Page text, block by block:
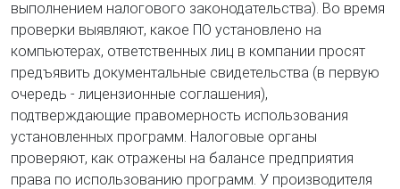
выполнением налогового законодательства). Во время
проверки выявляют, какое ПО установлено на
компьютерах, ответственных лиц в компании просят
предъявить документальные свидетельства (в первую
очередь - лицензионные соглашения),
подтверждающие правомерность использования
установленных программ. Налоговые органы
проверяют, как отражены на балансе предприятия
права по использованию программ. У производителя